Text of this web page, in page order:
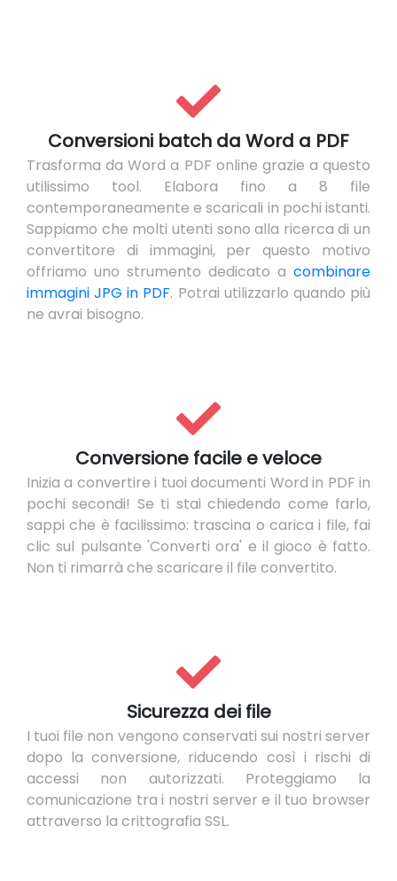
Conversioni batch da Word a PDF
Trasforma da Word a PDF online grazie a questo
utilissimo tool. Elabora fino a 8 file
contemporaneamente e scaricali in pochi istanti.
Sappiamo che molti utenti sono alla ricerca di un
convertitore di immagini, per questo motivo
offriamo uno strumento dedicato a combinare
immagini JPG in PDF. Potrai utilizzarlo quando più
ne avrai bisogno.
Conversione facile e veloce
Inizia a convertire i tuoi documenti Word in PDF in
pochi secondi! Se ti stai chiedendo come farlo,
sappi che è facilissimo: trascina o carica i file, fai
clic sul pulsante 'Converti ora' e il gioco è fatto.
Non ti rimarrà che scaricare il file convertito.
Sicurezza dei file
I tuoi file non vengono conservati sui nostri server
dopo la conversione, riducendo così i rischi di
accessi non autorizzati. Proteggiamo la
comunicazione tra i nostri server e il tuo browser
attraverso la crittografia SSL.